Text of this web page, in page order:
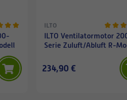
ILTO
ILTO Ventilatormotor
Serie Zuluft/Abluft R-
234,90 €